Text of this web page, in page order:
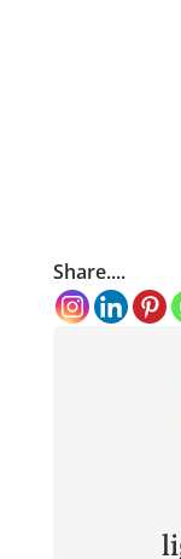
Share....